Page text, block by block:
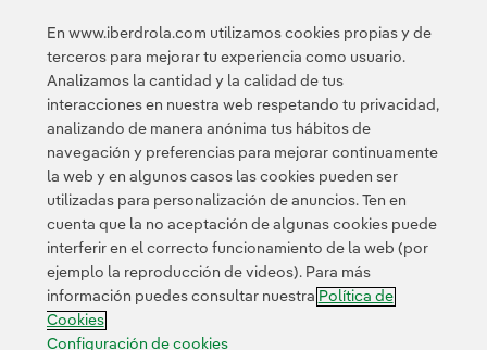
Acceso a información legal
Contacta Clientes Política de Privacidad Información legal
Transparencia en el uso de la IA Política de cookies
Configuración de cookies Accesibilidad Canal de denuncias
En www.iberdrola.com utilizamos cookies propias y de
terceros para mejorar tu experiencia como usuario.
Analizamos la cantidad y la calidad de tus
interacciones en nuestra web respetando tu privacidad,
analizando de manera anónima tus hábitos de
navegación y preferencias para mejorar continuamente
la web y en algunos casos las cookies pueden ser
utilizadas para personalización de anuncios. Ten en
cuenta que la no aceptación de algunas cookies puede
interferir en el correcto funcionamiento de la web (por
ejemplo la reproducción de videos). Para más
información puedes consultar nuestra Política de
Cookies
Configuración de cookies